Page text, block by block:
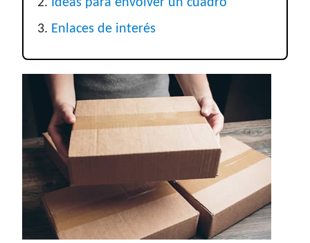
Ideas para envolver un cuadro
Enlaces de interés